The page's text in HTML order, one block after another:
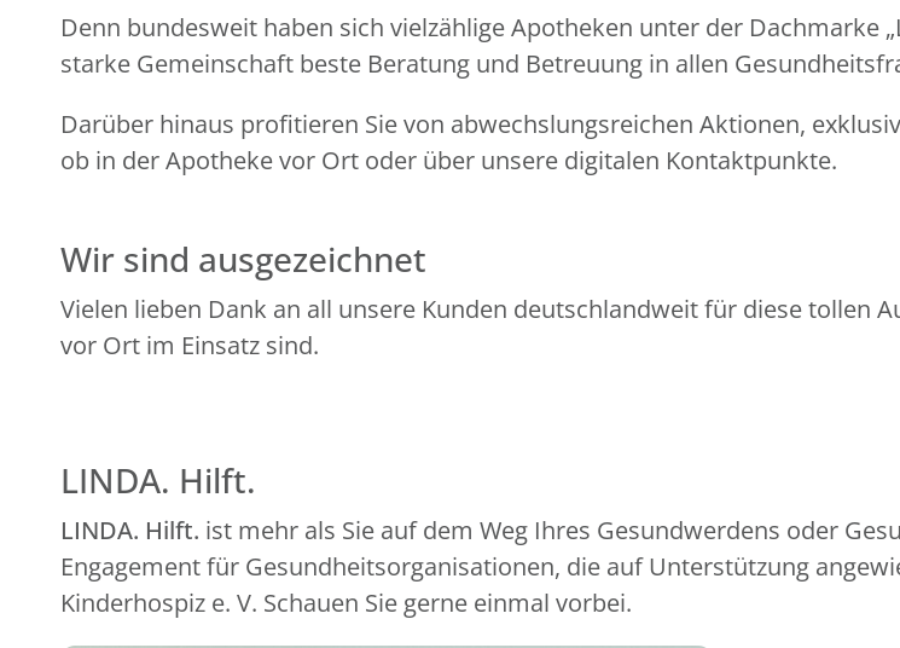
Denn bundesweit haben sich vielzählige Apotheken unter der Dachmarke
starke Gemeinschaft beste Beratung und Betreuung in allen
Darüber hinaus profitieren Sie von abwechslungsreichen Aktionen,
ob in der Apotheke vor Ort oder über unsere digitalen Kontaktpunkte.
Wir sind ausgezeichnet
Vielen lieben Dank an all unsere Kunden deutschlandweit für diese tollen
vor Ort im Einsatz sind.
LINDA. Hilft.
LINDA. Hilft. ist mehr als Sie auf dem Weg Ihres Gesundwerdens oder
Engagement für Gesundheitsorganisationen, die auf Unterstützung
Kinderhospiz e. V. Schauen Sie gerne einmal vorbei.